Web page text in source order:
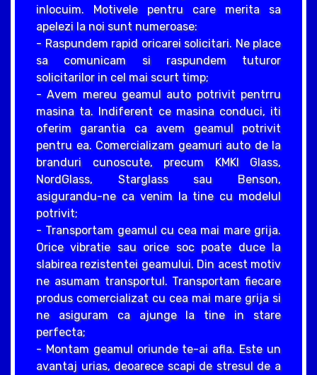
inlocuim. Motivele pentru care merita sa
apelezi la noi sunt numeroase:
- Raspundem rapid oricarei solicitari. Ne place
sa comunicam si raspundem tuturor
solicitarilor in cel mai scurt timp;
- Avem mereu geamul auto potrivit pentrru
masina ta. Indiferent ce masina conduci, iti
oferim garantia ca avem geamul potrivit
pentru ea. Comercializam geamuri auto de la
branduri cunoscute, precum KMKI Glass,
NordGlass, Starglass sau Benson,
asigurandu-ne ca venim la tine cu modelul
potrivit;
- Transportam geamul cu cea mai mare grija.
Orice vibratie sau orice soc poate duce la
slabirea rezistentei geamului. Din acest motiv
ne asumam transportul. Transportam fiecare
produs comercializat cu cea mai mare grija si
ne asiguram ca ajunge la tine in stare
perfecta;
- Montam geamul oriunde te-ai afla. Este un
avantaj urias, deoarece scapi de stresul de a